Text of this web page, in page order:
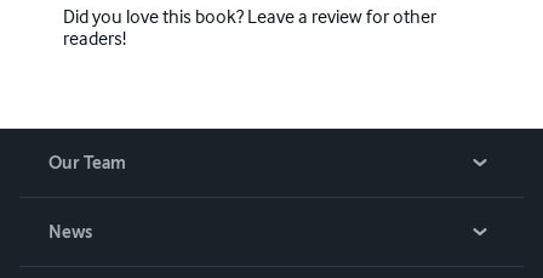
Did you love this book? Leave a review for other
readers!
Our Team
News